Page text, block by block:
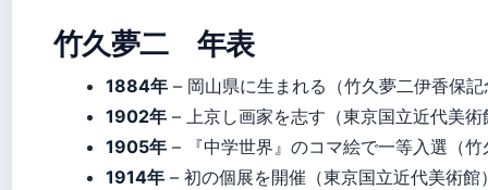
竹久夢二 年表
1884年 – 岡山県に生まれる（竹久夢二伊香保
1902年 – 上京し画家を志す（東京国立近代美術
1905年 – 『中学世界』のコマ絵で一等入選（
1914年 – 初の個展を開催（東京国立近代美術館